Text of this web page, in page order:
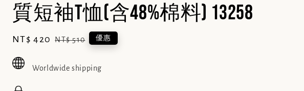
質短袖T恤(含48%棉料) 13258
Sale
NT$ 420 Regular
NT$ 510 優惠
Worldwide shipping